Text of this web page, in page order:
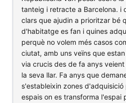
tanteig i retracte a Barcelona. i
clars que ajudin a prioritzar bé
d'habitatge es fan i quines
perquè no volem més casos
ciutat, amb uns veïns que
via crucis des de fa anys
la seva llar. Fa anys que
s'estableixin zones
espais on es transforma l'espai